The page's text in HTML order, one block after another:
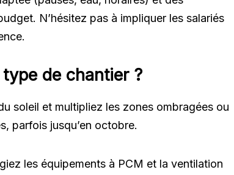
N’hésitez pas à impliquer les salariés
de chantier ?
soleil et multipliez les zones ombragées ou
parfois jusqu’en octobre.
les équipements à PCM et la ventilation